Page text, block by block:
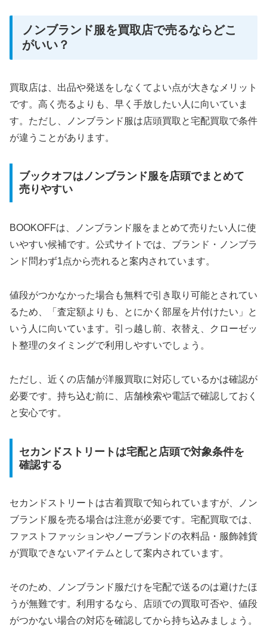
ノンブランド服を買取店で売るならどこ
がいい？
買取店は、出品や発送をしなくてよい点が大きなメリット
です。高く売るよりも、早く手放したい人に向いていま
す。ただし、ノンブランド服は店頭買取と宅配買取で条件
が違うことがあります。
ブックオフはノンブランド服を店頭でまとめて
売りやすい
BOOKOFFは、ノンブランド服をまとめて売りたい人に使
いやすい候補です。公式サイトでは、ブランド・ノンブラ
ンド問わず1点から売れると案内されています。
値段がつかなかった場合も無料で引き取り可能とされてい
るため、「査定額よりも、とにかく部屋を片付けたい」と
いう人に向いています。引っ越し前、衣替え、クローゼッ
ト整理のタイミングで利用しやすいでしょう。
ただし、近くの店舗が洋服買取に対応しているかは確認が
必要です。持ち込む前に、店舗検索や電話で確認しておく
と安心です。
セカンドストリートは宅配と店頭で対象条件を
確認する
セカンドストリートは古着買取で知られていますが、ノン
ブランド服を売る場合は注意が必要です。宅配買取では、
ファストファッションやノーブランドの衣料品・服飾雑貨
が買取できないアイテムとして案内されています。
そのため、ノンブランド服だけを宅配で送るのは避けたほ
うが無難です。利用するなら、店頭での買取可否や、値段
がつかない場合の対応を確認してから持ち込みましょう。